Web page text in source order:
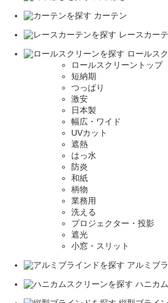
カーテン
レースカー
ロールス
ロールスクリーントップ
短納期
つっぱり
激安
日本製
幅広・ワイド
UVカット
遮熱
はっ水
防炎
和紙
柄物
業務用
洗える
プロジェクター・投影
遮光
小窓・スリット
アルミブ
ハニカ